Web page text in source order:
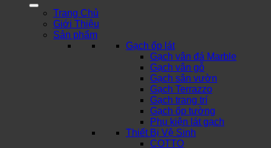
Trang Chủ
Giới Thiệu
Sản phẩm
Gạch ốp lát
Gạch vân đá Marble
Gạch vân gỗ
Gạch sân vườn
Gạch Terrazzo
Gạch trang trí
Gạch ốp tường
Phụ kiện lát gạch
Thiết Bị Vệ Sinh
COTTO